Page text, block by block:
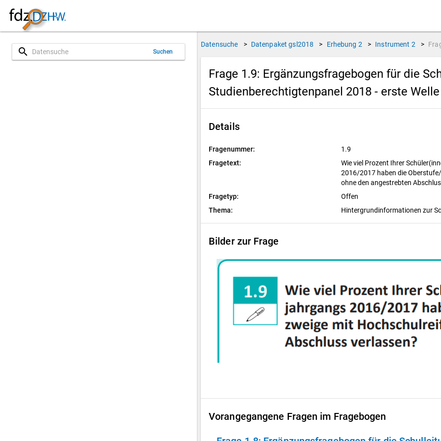
search Suchen
Datensuche > Datenpaket gsl2018 > Erhebung 2 > Instrument 2 >
Frage 1.9: Ergänzungsfragebogen für die
Studienberechtigtenpanel 2018 - erste Welle
Details
Fragenummer:
1.9
Fragetext:
Wie viel Prozent Ihrer
2016/2017 haben die
ohne den angestrebten
Fragetyp:
Offen
Thema:
Hintergrundinformationen zur
Bilder zur Frage
Vorangegangene Fragen im Fragebogen